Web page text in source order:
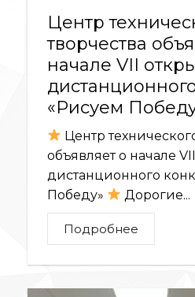
Центр
творчества
начале VII
«Рисуем
Центр
объявляет о начале
дистанционного
Победу»
Дорогие...
Подробнее